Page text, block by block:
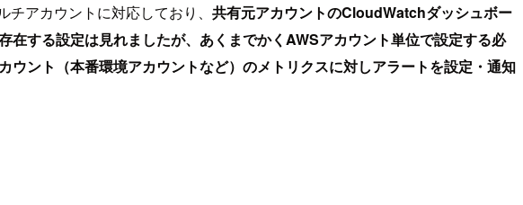
アカウントに対応しており、 共有元アカウントのCloudWatchダッシュボー
在する設定は見れましたが、あくまでかくAWSアカウント単位で設定する必
ント（本番環境アカウントなど）のメトリクスに対しアラートを設定・通知